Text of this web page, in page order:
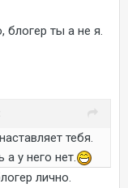
ты а не я.
тебя.
у него нет.
лично.